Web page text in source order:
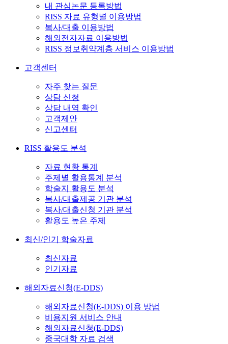
내 관심논문 등록방법
RISS 자료 유형별 이용방법
복사/대출 이용방법
해외전자자료 이용방법
RISS 정보취약계층 서비스 이용방법
고객센터
자주 찾는 질문
상담 신청
상담 내역 확인
고객제안
신고센터
RISS 활용도 분석
자료 현황 통계
주제별 활용통계 분석
학술지 활용도 분석
복사/대출제공 기관 분석
복사/대출신청 기관 분석
활용도 높은 주제
최신/인기 학술자료
최신자료
인기자료
해외자료신청(E-DDS)
해외자료신청(E-DDS) 이용 방법
비용지원 서비스 안내
해외자료신청(E-DDS)
중국대학 자료 검색